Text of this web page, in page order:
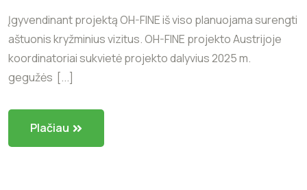
Įgyvendinant projektą OH-FINE iš viso planuojama surengti
aštuonis kryžminius vizitus. OH-FINE projekto Austrijoje
koordinatoriai sukvietė projekto dalyvius 2025 m.
gegužės [...]
Plačiau